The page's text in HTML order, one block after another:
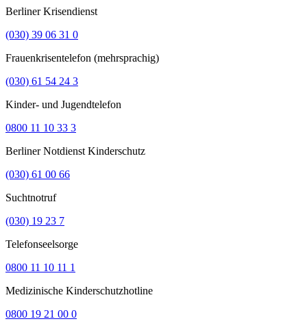
Berliner Krisendienst
(030) 39 06 31 0
Frauenkrisentelefon (mehrsprachig)
(030) 61 54 24 3
Kinder- und Jugendtelefon
0800 11 10 33 3
Berliner Notdienst Kinderschutz
(030) 61 00 66
Suchtnotruf
(030) 19 23 7
Telefonseelsorge
0800 11 10 11 1
Medizinische Kinderschutzhotline
0800 19 21 00 0